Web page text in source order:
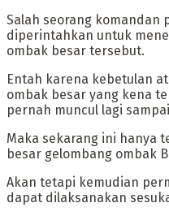
Salah seorang komandan
diperintahkan untuk
ombak besar tersebut.
Entah karena kebetulan
ombak besar yang kena
pernah muncul lagi
Maka sekarang ini hanya
besar gelombang ombak
‎Akan tetapi kemudian
dapat dilaksanakan